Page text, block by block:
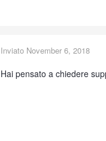
Inviato November 6, 2018
Hai pensato a chiedere